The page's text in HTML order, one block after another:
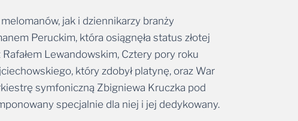
jak i dziennikarzy branży
Peruckim, która osiągnęła status złotej
Lewandowskim, Cztery pory roku
który zdobył platynę, oraz War
symfoniczną Zbigniewa Kruczka pod
specjalnie dla niej i jej dedykowany.